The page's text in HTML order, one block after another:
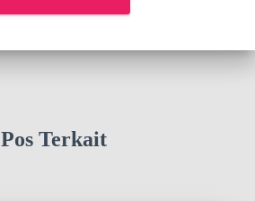
Pos Terkait